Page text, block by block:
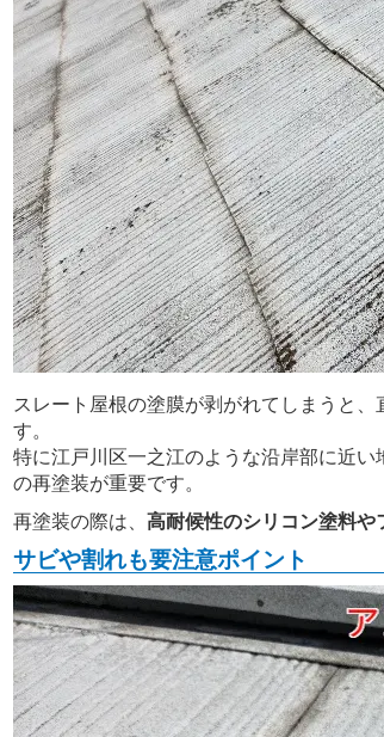
スレート屋根の塗膜が剥がれてしまうと、
す。
特に江戸川区一之江のような沿岸部に近い
の再塗装が重要です。
再塗装の際は、 高耐候性のシリコン塗料や
サビや割れも要注意ポイント